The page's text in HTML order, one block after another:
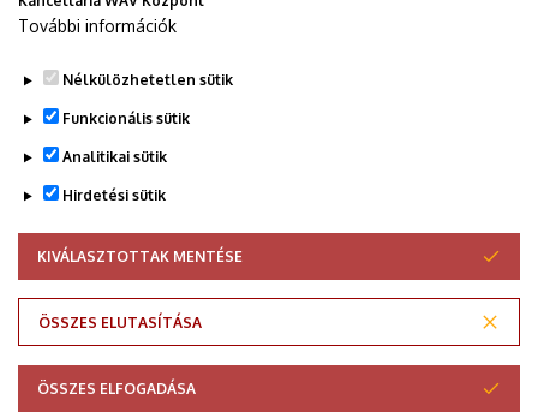
Adatvédelem
További információk
Nélkülözhetetlen sütik
Funkcionális sütik
Analitikai sütik
Hirdetési sütik
KIVÁLASZTOTTAK MENTÉSE
ÖSSZES ELUTASÍTÁSA
WITHDRAW CONSENT
ÖSSZES ELFOGADÁSA